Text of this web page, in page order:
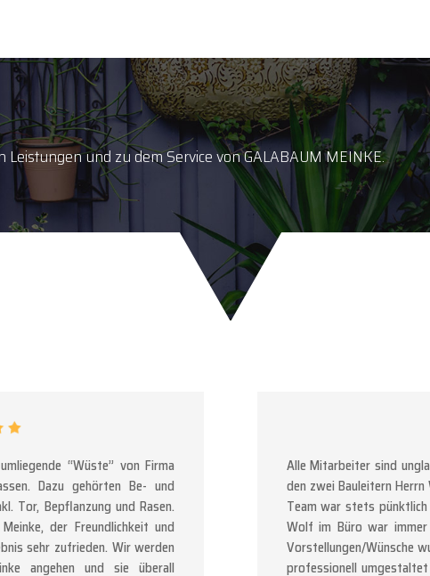
und zu dem Service von GALABAUM MEINKE.
“Wüste” von Firma
Dazu gehörten Be- und
Tor, Bepflanzung und Rasen.
der Freundlichkeit und
sehr zufrieden. Wir werden
angehen und sie überall
Alle Mitarbeiter sind
den zwei Bauleitern
Team war stets
Wolf im Büro war
Vorstellungen/Wünsche
professionell